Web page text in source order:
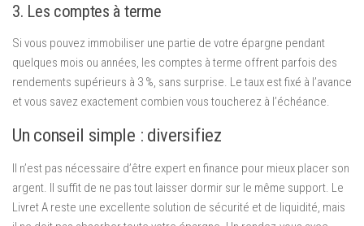
3. Les comptes à terme
Si vous pouvez immobiliser une partie de votre épargne pendant
quelques mois ou années, les comptes à terme offrent parfois des
rendements supérieurs à 3 %, sans surprise. Le taux est fixé à l’avance
et vous savez exactement combien vous toucherez à l’échéance.
Un conseil simple : diversifiez
Il n’est pas nécessaire d’être expert en finance pour mieux placer son
argent. Il suffit de ne pas tout laisser dormir sur le même support. Le
Livret A reste une excellente solution de sécurité et de liquidité, mais